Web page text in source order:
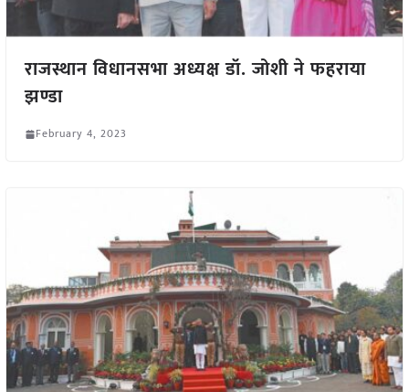
राजस्थान विधानसभा अध्यक्ष डॉ. जोशी ने फहराया
झण्डा
February 4, 2023